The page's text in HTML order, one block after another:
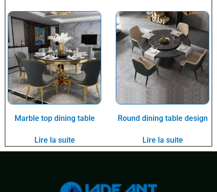
Marble top dining table
Lire la suite
Round dining table design
Lire la suite